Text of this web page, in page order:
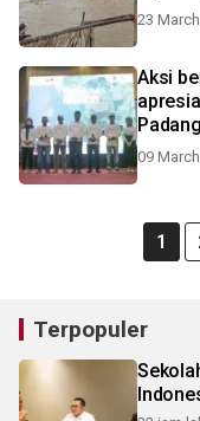
23
Aksi
Padang
09
1
Terpopuler